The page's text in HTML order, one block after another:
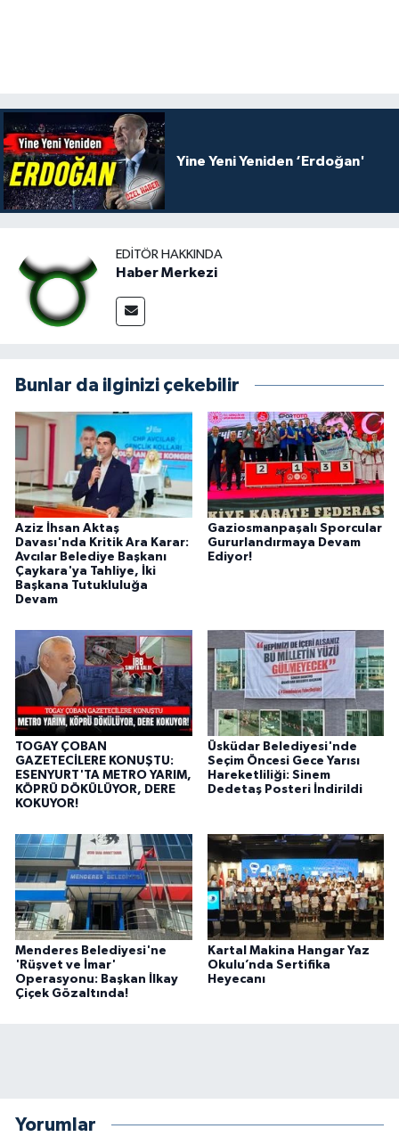
Yine Yeni Yeniden ‘Erdoğan'
EDITÖR HAKKINDA
Haber Merkezi
Bunlar da ilginizi çekebilir
Aziz İhsan Aktaş
Davası'nda Kritik Ara Karar:
Avcılar Belediye Başkanı
Çaykara'ya Tahliye, İki
Başkana Tutukluluğa
Devam
Gaziosmanpaşalı Sporcular
Gururlandırmaya Devam
Ediyor!
TOGAY ÇOBAN
GAZETECİLERE KONUŞTU:
ESENYURT'TA METRO YARIM,
KÖPRÜ DÖKÜLÜYOR, DERE
KOKUYOR!
Üsküdar Belediyesi'nde
Seçim Öncesi Gece Yarısı
Hareketliliği: Sinem
Dedetaş Posteri İndirildi
Menderes Belediyesi'ne
'Rüşvet ve İmar'
Operasyonu: Başkan İlkay
Çiçek Gözaltında!
Kartal Makina Hangar Yaz
Okulu’nda Sertifika
Heyecanı
Yorumlar